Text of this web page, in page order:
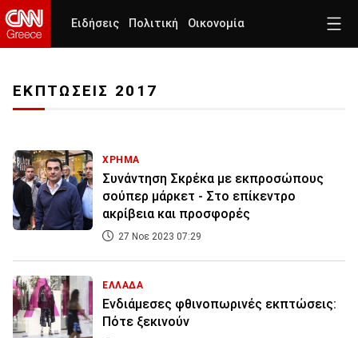
Ειδήσεις Πολιτική Οικονομία
ΕΚΠΤΩΣΕΙΣ 2017
ΧΡΗΜΑ
Συνάντηση Σκρέκα με εκπροσώπους
σούπερ μάρκετ - Στο επίκεντρο
ακρίβεια και προσφορές
27 Νοε 2023 07:29
ΕΛΛΑΔΑ
Ενδιάμεσες φθινοπωρινές εκπτώσεις:
Πότε ξεκινούν